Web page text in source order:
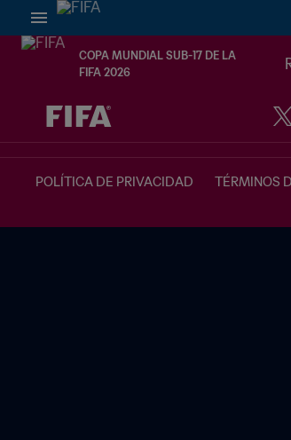
COPA MUNDIAL SUB-17 DE LA
FIFA 2026
{equipoLocal} -
POLÍTICA DE PRIVACIDAD TÉRMINOS